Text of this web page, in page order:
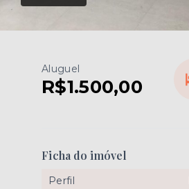
Aluguel
R$1.500,00
Ficha do imóvel
Perfil